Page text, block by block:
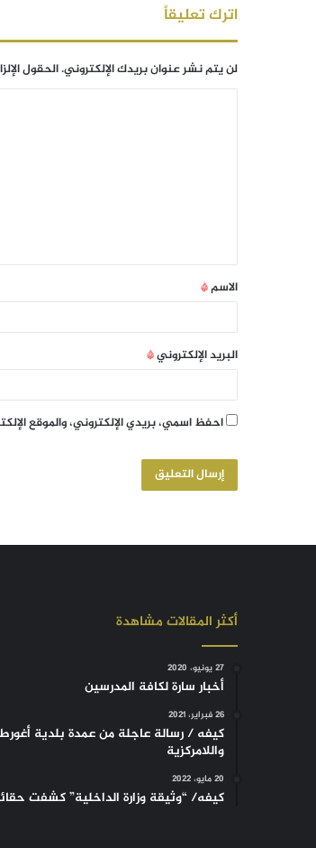
اترك تعليقاً
لن يتم نشر عنوان بريدك الإلكتروني.الحقول
الاسم*
البريد الإلكتروني*
احفظ اسمي، بريدي الإلكتروني، والموقع
أكثر المقالات مشاهدة
27 يونيو، 2020
أخبار سارة لكافة المدرسين
26 فبراير، 2021
كيفه / رسالة عاجلة من عمدة بلدية أغورط
واللامركزية
20 مايو، 2022
كيفه/ “وثيقة وزارة الداخلية” كشفت